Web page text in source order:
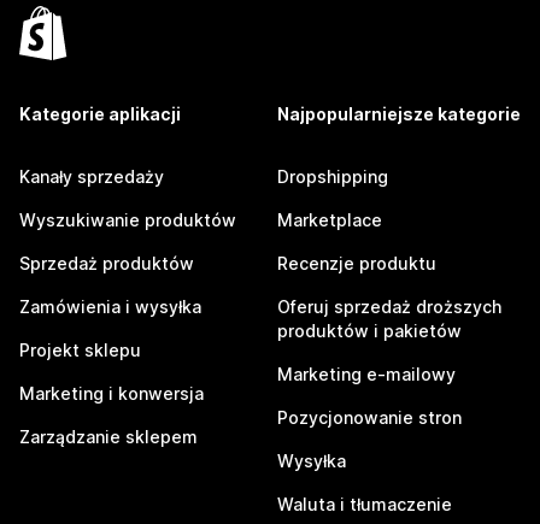
Kategorie aplikacji
Kanały sprzedaży
Wyszukiwanie produktów
Sprzedaż produktów
Zamówienia i wysyłka
Projekt sklepu
Marketing i konwersja
Zarządzanie sklepem
Najpopularniejsze kategorie
Dropshipping
Marketplace
Recenzje produktu
Oferuj sprzedaż droższych
produktów i pakietów
Marketing e-mailowy
Pozycjonowanie stron
Wysyłka
Waluta i tłumaczenie